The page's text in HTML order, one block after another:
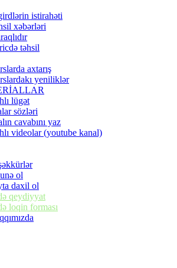
istirahəti
xəbərləri
təhsil
axtarış
yeniliklər
lügət
sözləri
cavabını yaz
videolar (youtube kanal)
ol
daxil ol
qeydiyyat
loqin forması